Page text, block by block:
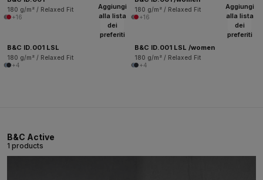
180 g/m² / Relaxed Fit
+16
180 g/m² / Relaxed Fit
+16
Aggiungi
alla lista
dei
preferiti
B&C ID.001 LSL
180 g/m² / Relaxed Fit
+4
Aggiungi
alla lista
dei
preferiti
B&C ID.001 LSL /women
180 g/m² / Relaxed Fit
+4
B&C Active
1 products